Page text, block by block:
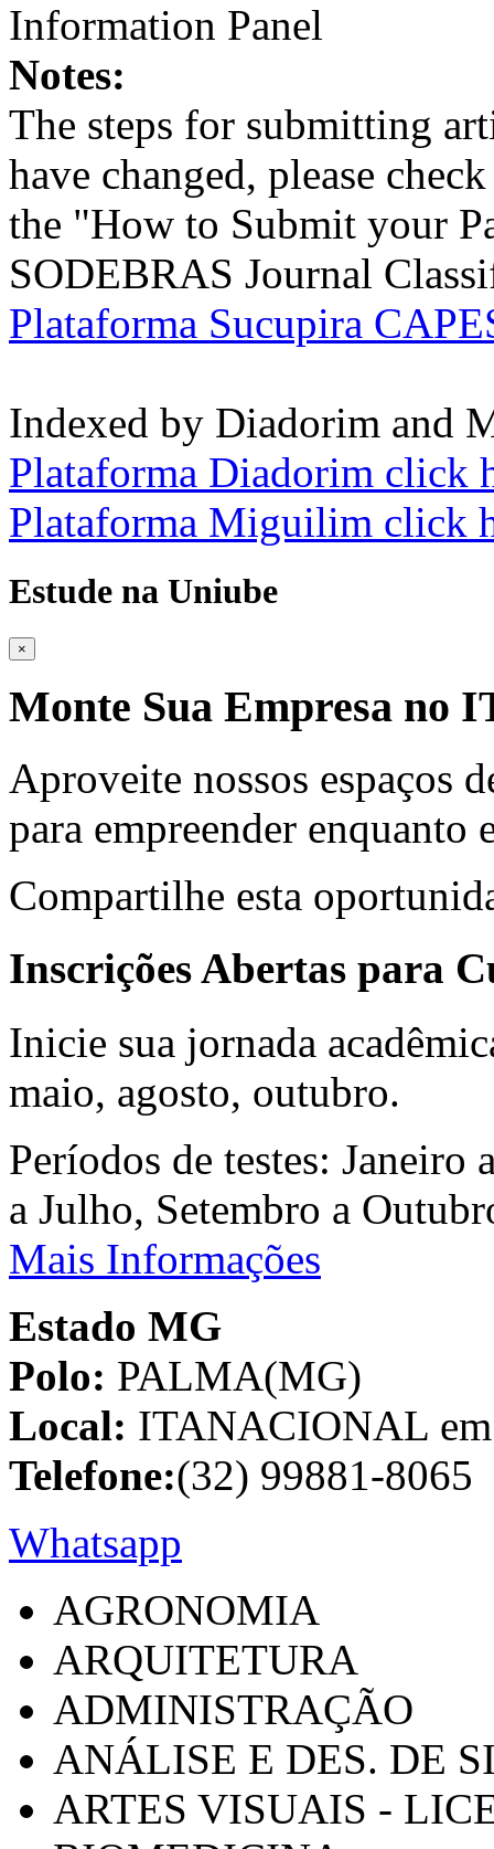
Information Panel
Notes:
The steps for submitting
have changed, please
the "How to Submit your
SODEBRAS Journal
Plataforma Sucupira
Indexed by Diadorim and
Plataforma Diadorim click
Plataforma Miguilim click
Estude na Uniube
×
Monte Sua Empresa no
Aproveite nossos espaços
para empreender enquanto
Compartilhe esta
Inscrições Abertas para
Inicie sua jornada
maio, agosto, outubro.
Períodos de testes:
a Julho, Setembro a
Mais Informações
Estado MG
Polo: PALMA(MG)
Local: ITANACIONAL
Telefone:(32) 99881-8065
Whatsapp
AGRONOMIA
ARQUITETURA
ADMINISTRAÇÃO
ANÁLISE E DES. DE
ARTES VISUAIS -